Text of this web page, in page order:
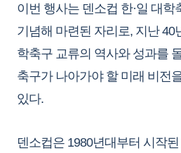
이번 행사는 덴소컵 한·일 대
기념해 마련된 자리로, 지난 40
학축구 교류의 역사와 성과를
축구가 나아가야 할 미래 비전
있다.
덴소컵은 1980년대부터 시작